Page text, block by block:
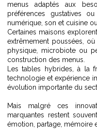
menus adaptés aux
préférences gustatives
numérique, son et cuisine
Certaines maisons
extrêmement poussées,
physique, microbiote ou
construction des menus.
Les tables hybrides, à la
technologie et expérience
évolution importante du
Mais malgré ces
marquantes restent
émotion, partage, mémoire